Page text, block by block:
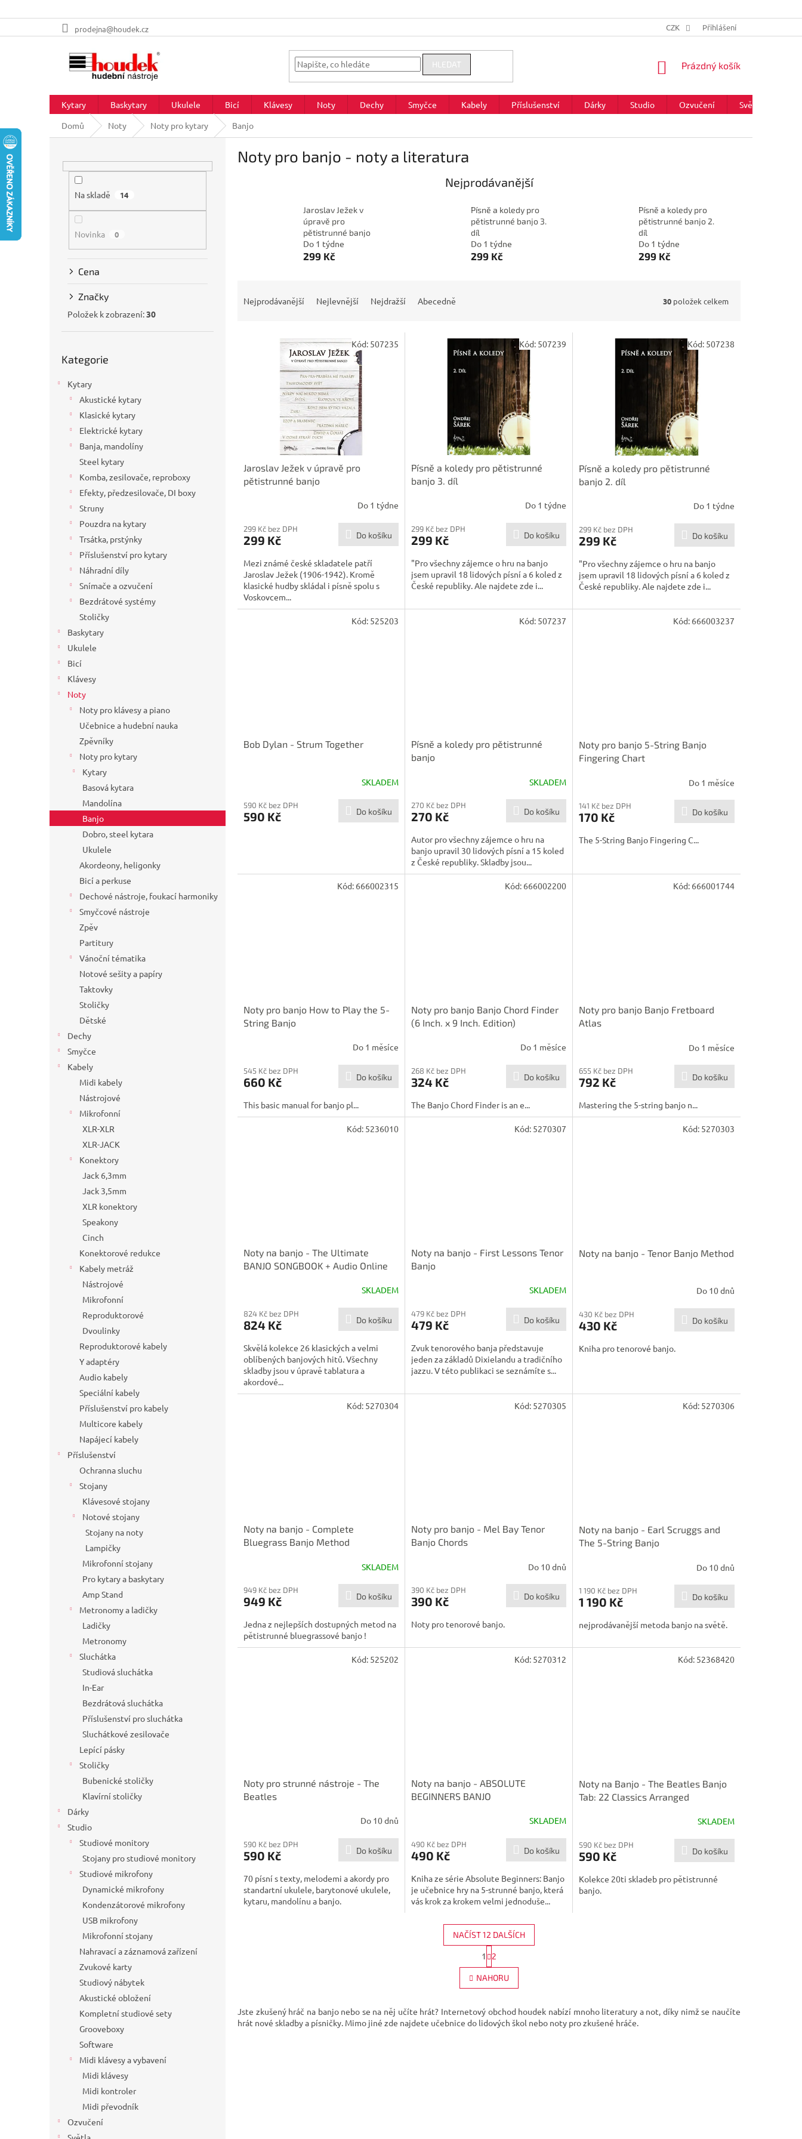
na
prodejna@houdek.cz CZK Přihlášení
HLEDAT
NÁKUPNÍ
Prázdný košík
Kytary Baskytary Ukulele Bicí Klávesy Noty Dechy Smyčce Kabely Příslušenství Dárky Studio Ozvučení Světla
Domů
Noty Noty pro kytary Banjo
Na skladě 14
Novinka 0
Cena
Značky
Položek k zobrazení:30
kategorie
Kategorie
Kytary
Akustické kytary
Klasické kytary
Elektrické kytary
Banja, mandolíny
Steel kytary
Komba, zesilovače, reproboxy
Efekty, předzesilovače, DI boxy
Struny
Pouzdra na kytary
Trsátka, prstýnky
Příslušenství pro kytary
Náhradní díly
Snímače a ozvučení
Bezdrátové systémy
Stoličky
Baskytary
Ukulele
Bicí
Klávesy
Noty
Noty pro klávesy a piano
Učebnice a hudební nauka
Zpěvníky
Noty pro kytary
Kytary
Basová kytara
Mandolína
Banjo
Dobro, steel kytara
Ukulele
Akordeony, heligonky
Bicí a perkuse
Dechové nástroje, foukací harmoniky
Smyčcové nástroje
Zpěv
Partitury
Vánoční tématika
Notové sešity a papíry
Taktovky
Stoličky
Dětské
Dechy
Smyčce
Kabely
Midi kabely
Nástrojové
Mikrofonní
XLR-XLR
XLR-JACK
Konektory
Jack 6,3mm
Jack 3,5mm
XLR konektory
Speakony
Cinch
Konektorové redukce
Kabely metráž
Nástrojové
Mikrofonní
Reproduktorové
Dvoulinky
Reproduktorové kabely
Y adaptéry
Audio kabely
Speciální kabely
Příslušenství pro kabely
Multicore kabely
Napájecí kabely
Příslušenství
Ochranna sluchu
Stojany
Klávesové stojany
Notové stojany
Stojany na noty
Lampičky
Mikrofonní stojany
Pro kytary a baskytary
Amp Stand
Metronomy a ladičky
Ladičky
Metronomy
Sluchátka
Studiová sluchátka
In-Ear
Bezdrátová sluchátka
Příslušenství pro sluchátka
Sluchátkové zesilovače
Lepící pásky
Stoličky
Bubenické stoličky
Klavírní stoličky
Dárky
Studio
Studiové monitory
Stojany pro studiové monitory
Studiové mikrofony
Dynamické mikrofony
Kondenzátorové mikrofony
USB mikrofony
Mikrofonní stojany
Nahravací a záznamová zařízení
Zvukové karty
Studiový nábytek
Akustické obložení
Kompletní studiové sety
Grooveboxy
Software
Midi klávesy a vybavení
Midi klávesy
Midi kontroler
Midi převodník
Ozvučení
Noty pro banjo - noty a literatura
Nejprodávanější
Jaroslav Ježek v
úpravě pro
pětistrunné banjo
Do 1 týdne
299 Kč
Písně a koledy pro
pětistrunné banjo 3.
díl
Do 1 týdne
299 Kč
Písně a koledy pro
pětistrunné banjo 2.
díl
Do 1 týdne
299 Kč
Nejprodávanější Nejlevnější Nejdražší Abecedně 30 položek celkem
Jaroslav Ježek v úpravě pro
pětistrunné banjo
Do 1 týdne
299 Kč bez DPH
299 Kč Do košíku
Mezi známé české skladatele patří
Jaroslav Ježek (1906-1942). Kromě
klasické hudby skládal i písně spolu s
Voskovcem...
Kód: 507235
Písně a koledy pro pětistrunné
banjo 3. díl
Do 1 týdne
299 Kč bez DPH
299 Kč Do košíku
"Pro všechny zájemce o hru na banjo
jsem upravil 18 lidových písní a 6 koled z
České republiky. Ale najdete zde i...
Kód: 507239
Písně a koledy pro pětistrunné
banjo 2. díl
Do 1 týdne
299 Kč bez DPH
299 Kč Do košíku
"Pro všechny zájemce o hru na banjo
jsem upravil 18 lidových písní a 6 koled z
České republiky. Ale najdete zde i...
Kód: 507238
Bob Dylan - Strum Together
SKLADEM
590 Kč bez DPH
590 Kč Do košíku
Kód: 525203
Písně a koledy pro pětistrunné
banjo
SKLADEM
270 Kč bez DPH
270 Kč Do košíku
Autor pro všechny zájemce o hru na
banjo upravil 30 lidových písní a 15 koled
z České republiky. Skladby jsou...
Kód: 507237
Noty pro banjo 5-String Banjo
Fingering Chart
Do 1 měsíce
141 Kč bez DPH
170 Kč Do košíku
The 5-String Banjo Fingering C...
Kód: 666003237
Noty pro banjo How to Play the 5-
String Banjo
Do 1 měsíce
545 Kč bez DPH
660 Kč Do košíku
This basic manual for banjo pl...
Kód: 666002315
Noty pro banjo Banjo Chord Finder
(6 Inch. x 9 Inch. Edition)
Do 1 měsíce
268 Kč bez DPH
324 Kč Do košíku
The Banjo Chord Finder is an e...
Kód: 666002200
Noty pro banjo Banjo Fretboard
Atlas
Do 1 měsíce
655 Kč bez DPH
792 Kč Do košíku
Mastering the 5-string banjo n...
Kód: 666001744
Noty na banjo - The Ultimate
BANJO SONGBOOK + Audio Online
SKLADEM
824 Kč bez DPH
824 Kč Do košíku
Skvělá kolekce 26 klasických a velmi
oblíbených banjových hitů. Všechny
skladby jsou v úpravě tablatura a
akordové...
Kód: 5236010
Noty na banjo - First Lessons Tenor
Banjo
SKLADEM
479 Kč bez DPH
479 Kč Do košíku
Zvuk tenorového banja představuje
jeden za základů Dixielandu a tradičního
jazzu. V této publikaci se seznámíte s...
Kód: 5270307
Noty na banjo - Tenor Banjo Method
Do 10 dnů
430 Kč bez DPH
430 Kč Do košíku
Kniha pro tenorové banjo.
Kód: 5270303
Noty na banjo - Complete
Bluegrass Banjo Method
SKLADEM
949 Kč bez DPH
949 Kč Do košíku
Jedna z nejlepších dostupných metod na
pětistrunné bluegrassové banjo !
Kód: 5270304
Noty pro banjo - Mel Bay Tenor
Banjo Chords
Do 10 dnů
390 Kč bez DPH
390 Kč Do košíku
Noty pro tenorové banjo.
Kód: 5270305
Noty na banjo - Earl Scruggs and
The 5-String Banjo
Do 10 dnů
1 190 Kč bez DPH
1 190 Kč Do košíku
nejprodávanější metoda banjo na světě.
Kód: 5270306
Noty pro strunné nástroje - The
Beatles
Do 10 dnů
590 Kč bez DPH
590 Kč Do košíku
70 písní s texty, melodemi a akordy pro
standartní ukulele, barytonové ukulele,
kytaru, mandolínu a banjo.
Kód: 525202
Noty na banjo - ABSOLUTE
BEGINNERS BANJO
SKLADEM
490 Kč bez DPH
490 Kč Do košíku
Kniha ze série Absolute Beginners: Banjo
je učebnice hry na 5-strunné banjo, která
vás krok za krokem velmi jednoduše...
Kód: 5270312
Noty na Banjo - The Beatles Banjo
Tab: 22 Classics Arranged
SKLADEM
590 Kč bez DPH
590 Kč Do košíku
Kolekce 20ti skladeb pro pětistrunné
banjo.
Kód: 52368420
O
v
l
d
a
c
NAČÍST 12 DALŠÍCH
S
t
r
á
n
o
v
1 2
NAHORU
Jste zkušený hráč na banjo nebo se na něj učíte hrát? Internetový obchod houdek nabízí mnoho literatury a not, díky nimž se naučíte
hrát nové skladby a písničky. Mimo jiné zde najdete učebnice do lidových škol nebo noty pro zkušené hráče.